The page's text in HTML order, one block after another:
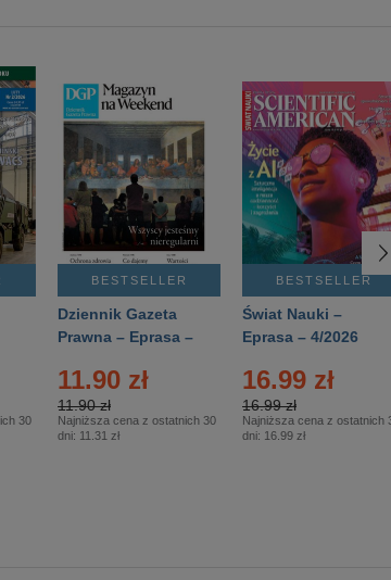
30
BESTSELLER
Dziennik Gazeta
Prawna – Eprasa –
11.90 zł
11.90 zł
Najniższa cena z ostatnich 30
dni: 11.31 zł
BESTSELLER
Świat Nauki –
Eprasa – 4/2026
16.99 zł
16.99 zł
Najniższa cena z ostatnich
dni: 16.99 zł